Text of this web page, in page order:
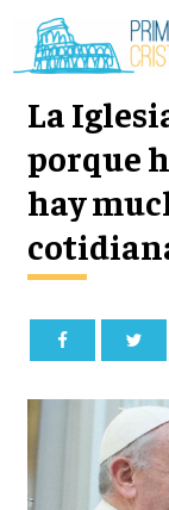
La
porque
hay